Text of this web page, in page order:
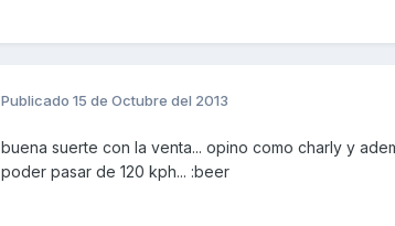
Publicado 15 de Octubre del 2013
buena suerte con la venta... opino como charly y
poder pasar de 120 kph... :beer